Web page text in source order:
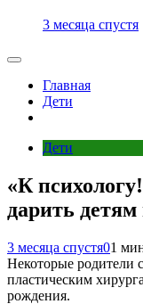
3 месяца спустя
Главная
Дети
Дети
«К
дарить
3 месяца спустя01
Некоторые родители
пластическим
рождения.